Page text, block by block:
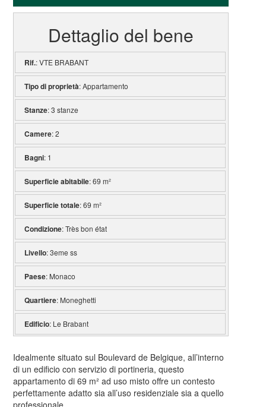
Dettaglio del bene
Rif.: VTE BRABANT
Tipo di proprietà: Appartamento
Stanze: 3 stanze
Camere: 2
Bagni: 1
Superficie abitabile: 69 m²
Superficie totale: 69 m²
Condizione: Très bon état
Livello: 3eme ss
Paese: Monaco
Quartiere: Moneghetti
Edificio: Le Brabant
Idealmente situato sul Boulevard de Belgique, all’interno
di un edificio con servizio di portineria, questo
appartamento di 69 m² ad uso misto offre un contesto
perfettamente adatto sia all’uso residenziale sia a quello
professionale.